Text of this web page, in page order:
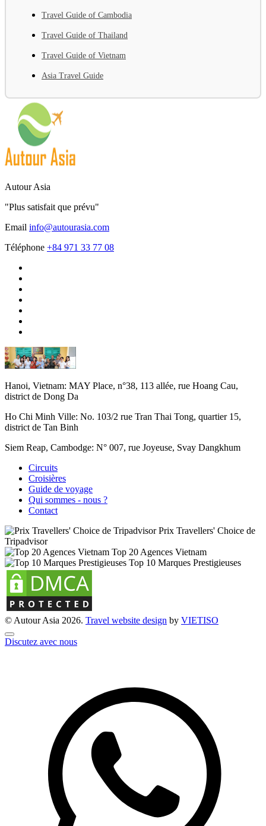
Travel Guide of Cambodia
Travel Guide of Thailand
Travel Guide of Vietnam
Asia Travel Guide
Autour Asia
"Plus satisfait que prévu"
Email info@autourasia.com
Téléphone +84 971 33 77 08
Hanoi, Vietnam: MAY Place, n°38, 113 allée, rue Hoang Cau,
district de Dong Da
Ho Chi Minh Ville: No. 103/2 rue Tran Thai Tong, quartier 15,
district de Tan Binh
Siem Reap, Cambodge: N° 007, rue Joyeuse, Svay Dangkhum
Circuits
Croisières
Guide de voyage
Qui sommes - nous ?
Contact
Prix Travellers' Choice de
Tripadvisor
Top 20 Agences Vietnam
Top 10 Marques Prestigieuses
© Autour Asia 2026. Travel website design by VIETISO
Discutez avec nous